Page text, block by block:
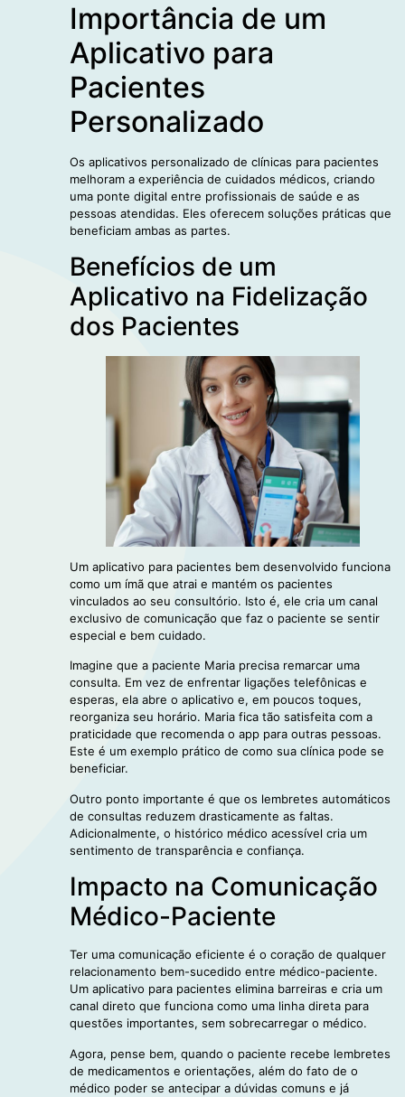
Importância de um
Aplicativo para
Pacientes
Personalizado
Os aplicativos personalizado de clínicas para pacientes
melhoram a experiência de cuidados médicos, criando
uma ponte digital entre profissionais de saúde e as
pessoas atendidas. Eles oferecem soluções práticas que
beneficiam ambas as partes.
Benefícios de um
Aplicativo na Fidelização
dos Pacientes
Um aplicativo para pacientes bem desenvolvido funciona
como um ímã que atrai e mantém os pacientes
vinculados ao seu consultório. Isto é, ele cria um canal
exclusivo de comunicação que faz o paciente se sentir
especial e bem cuidado.
Imagine que a paciente Maria precisa remarcar uma
consulta. Em vez de enfrentar ligações telefônicas e
esperas, ela abre o aplicativo e, em poucos toques,
reorganiza seu horário. Maria fica tão satisfeita com a
praticidade que recomenda o app para outras pessoas.
Este é um exemplo prático de como sua clínica pode se
beneficiar.
Outro ponto importante é que os lembretes automáticos
de consultas reduzem drasticamente as faltas.
Adicionalmente, o histórico médico acessível cria um
sentimento de transparência e confiança.
Impacto na Comunicação
Médico-Paciente
Ter uma comunicação eficiente é o coração de qualquer
relacionamento bem-sucedido entre médico-paciente.
Um aplicativo para pacientes elimina barreiras e cria um
canal direto que funciona como uma linha direta para
questões importantes, sem sobrecarregar o médico.
Agora, pense bem, quando o paciente recebe lembretes
de medicamentos e orientações, além do fato de o
médico poder se antecipar a dúvidas comuns e já